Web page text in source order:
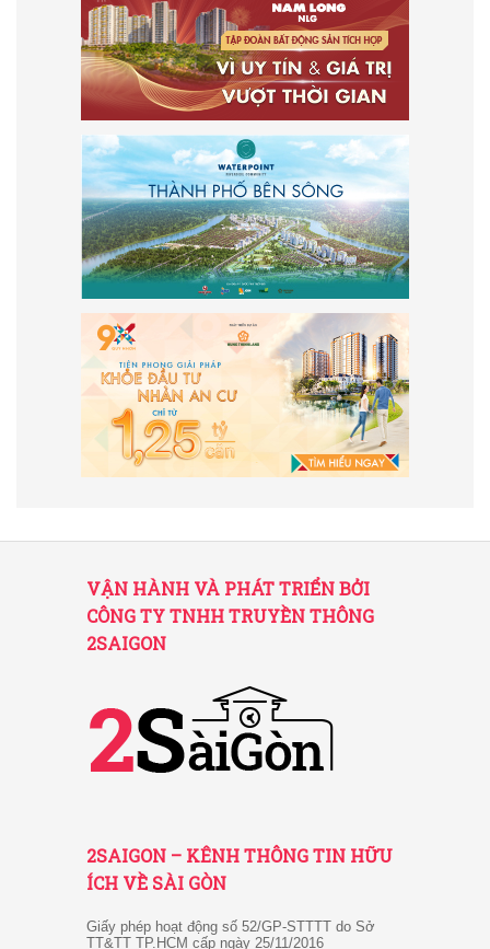
VẬN HÀNH VÀ PHÁT TRIỂN BỞI
CÔNG TY TNHH TRUYỀN THÔNG
2SAIGON
2SAIGON – KÊNH THÔNG TIN HỮU
ÍCH VỀ SÀI GÒN
Giấy phép hoạt động số 52/GP-STTTT do Sở
TT&TT TP.HCM cấp ngày 25/11/2016